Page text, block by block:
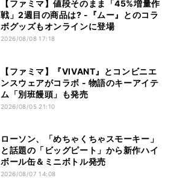
【ファミマ】値段そのまま「45%増量作
戦」2週目の商品は? -『ムー』とのコラ
ボグッズもオンラインに登場
2026/08/08 17:18
【ファミマ】『VIVANT』とコンビニエ
ンスウェアがコラボ - 物語のキーアイテ
ム「別班饅頭」も発売
2026/08/05 21:10
ローソン、「めちゃくちゃスモーキー」
と話題の「ビッグピート」から新作ハイ
ボール缶＆ミニボトル発売
2026/08/07 14:08